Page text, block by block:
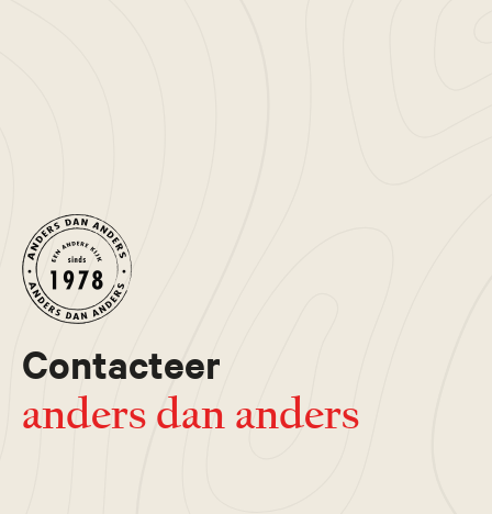
Contacteer
anders dan anders